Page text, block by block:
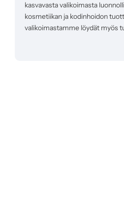
kasvavasta valikoimasta
kosmetiikan ja kodinhoidon
valikoimastamme löydät myös